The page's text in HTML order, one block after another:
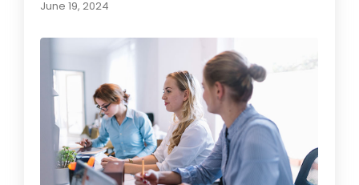
June 19, 2024